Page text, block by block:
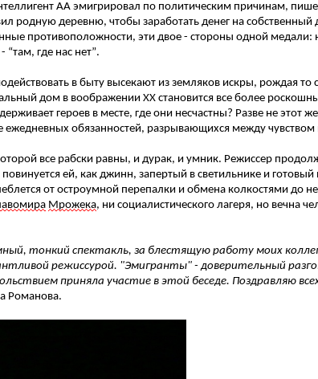
АА эмигрировал по политическим причинам,
родную деревню, чтобы заработать денег на собственный
противоположности, эти двое - стороны одной медали:
где нас нет”.
в быту высекают из земляков искры, рождая то
дом в воображении ХХ становится все более
героев в месте, где они несчастны? Разве не этот
обязанностей, разрывающихся между чувством
все рабски равны, и дурак, и умник. Режиссер
ей, как джинн, запертый в светильнике и готовый
от остроумной перепалки и обмена колкостями до
Мрожека, ни социалистического лагеря, но вечна
тонкий спектакль, за блестящую работу моих
режиссурой. "Эмигранты" - доверительный
приняла участие в этой беседе. Поздравляю
Романова.